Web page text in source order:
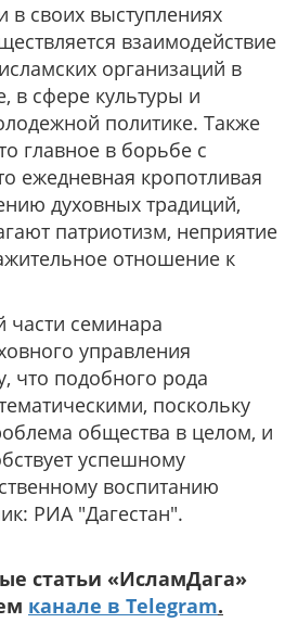
в своих выступлениях
взаимодействие
организаций в
в сфере культуры и
политике. Также
главное в борьбе с
ежедневная кропотливая
духовных традиций,
патриотизм, неприятие
отношение к
части семинара
управления
что подобного рода
поскольку
общества в целом, и
успешному
воспитанию
РИА "Дагестан".
статьи «ИсламДага»
канале в Telegram.